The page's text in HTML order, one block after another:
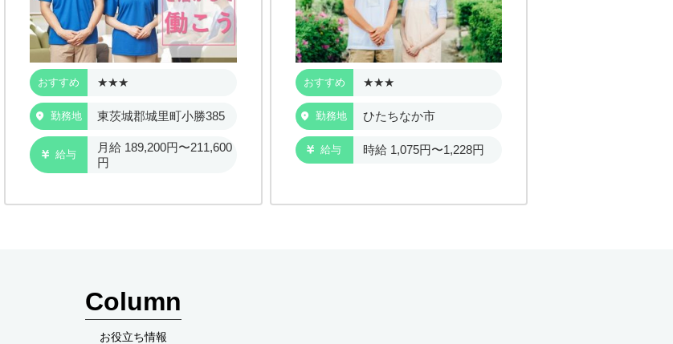
おすすめ ★★★
勤務地 東茨城郡城里町小勝385
給与
月給 189,200円〜211,600
円
おすすめ ★★★
勤務地 ひたちなか市
給与 時給 1,075円〜1,228円
Column
お役立ち情報